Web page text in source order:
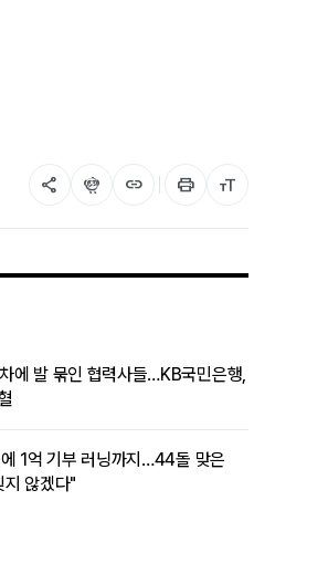
share flutter_dash link print format_size
에 발 묶인 협력사들…KB국민은행,
1억 기부 러닝까지…44돌 맞은
지 않겠다"